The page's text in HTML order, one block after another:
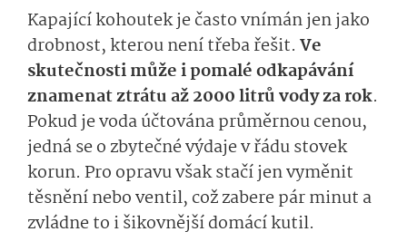
Kapající kohoutek je často vnímán jen jako
drobnost, kterou není třeba řešit. Ve
skutečnosti může i pomalé odkapávání
znamenat ztrátu až 2000 litrů vody za rok.
Pokud je voda účtována průměrnou cenou,
jedná se o zbytečné výdaje v řádu stovek
korun. Pro opravu však stačí jen vyměnit
těsnění nebo ventil, což zabere pár minut a
zvládne to i šikovnější domácí kutil.